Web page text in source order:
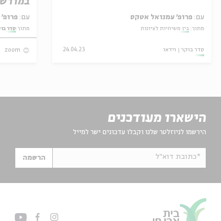
עם: פרופ' עמנואל אטקס
מתוך: בין משיחיות לציונות
סדר בוקר וידאו 24.04.23
עם: פרופ' אביגדור שנאן
מתוך:סדר
zoom
הישארו מעודכנים
הירשמו לניוזלטר שלנו וקבלו עדכונים ישר למייל
*כתובת דוא"ל הרשמה